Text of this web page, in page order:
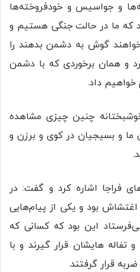
و جواسیس و خودفروخته‌ها
که ما در حالت جنگی هستیم و
گوش به دشمن بدهند را
همان برخوردی که با دشمن
خواهیم داد.
خوشبختانه چنین چیزی مشاهده
ما و بسیجیان در کوی و برزن و
فراجا اشاره کرد و گفت: در
اغتشاش بود و یکی از پیام‌هایی
این بود که کسانی که
تفاله هایشان قرار گیرند و با
قرار گرفتند.